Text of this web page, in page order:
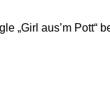
„Girl aus’m